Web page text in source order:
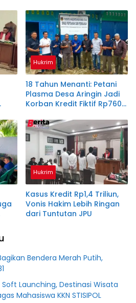
Hukrim
18 Tahun Menanti: Petani
Plasma Desa Aringin Jadi
Korban Kredit Fiktif Rp760
Hukrim
Kasus Kredit Rp1,4 Triliun,
Vonis Hakim Lebih Ringan
dari Tuntutan JPU
Bendera Merah Putih,
Launching, Destinasi Wisata
Mahasiswa KKN STISIPOL